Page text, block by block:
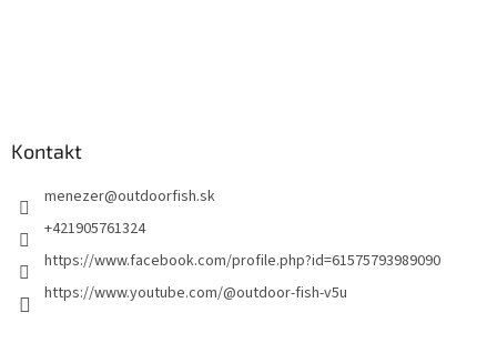
Kontakt
menezer@outdoorfish.sk
+421905761324
https://www.facebook.com/profile.php?id=61575793989090
https://www.youtube.com/@outdoor-fish-v5u